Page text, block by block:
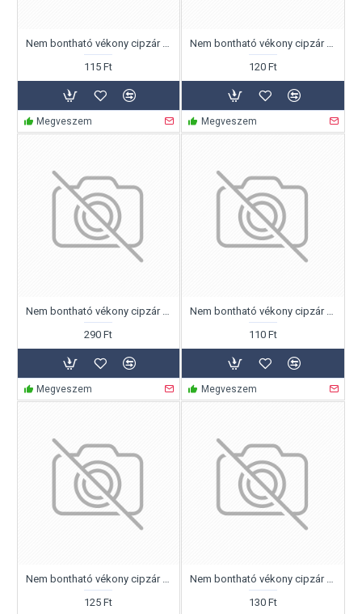
Nem bontható vékony cipzár 14cm
115 Ft
Megveszem
Nem bontható vékony cipzár 16cm
120 Ft
Megveszem
Nem bontható vékony cipzár 55cm
290 Ft
Megveszem
Nem bontható vékony cipzár 12cm
110 Ft
Megveszem
Nem bontható vékony cipzár 18cm
125 Ft
Nem bontható vékony cipzár 20cm
130 Ft